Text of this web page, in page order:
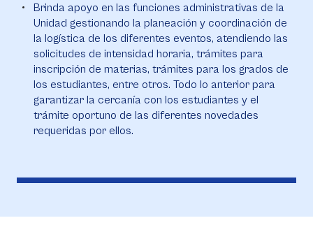
Brinda apoyo en las funciones administrativas de la
Unidad gestionando la planeación y coordinación de
la logística de los diferentes eventos, atendiendo las
solicitudes de intensidad horaria, trámites para
inscripción de materias, trámites para los grados de
los estudiantes, entre otros. Todo lo anterior para
garantizar la cercanía con los estudiantes y el
trámite oportuno de las diferentes novedades
requeridas por ellos.